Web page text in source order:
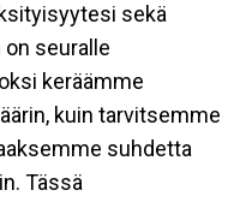
sekä
seuralle
keräämme
kuin tarvitsemme
suhdetta
Tässä